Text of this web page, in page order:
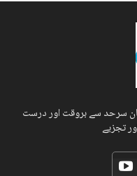
سرحد سے بروقت اور درست
تجزیے